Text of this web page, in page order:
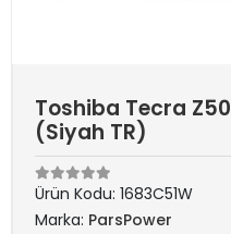
Toshiba Tecra
(Siyah TR)
Ürün Kodu: 1683C51W
Marka: ParsPower